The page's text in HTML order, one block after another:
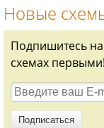
Новые
Подпишитесь
схемах первыми!